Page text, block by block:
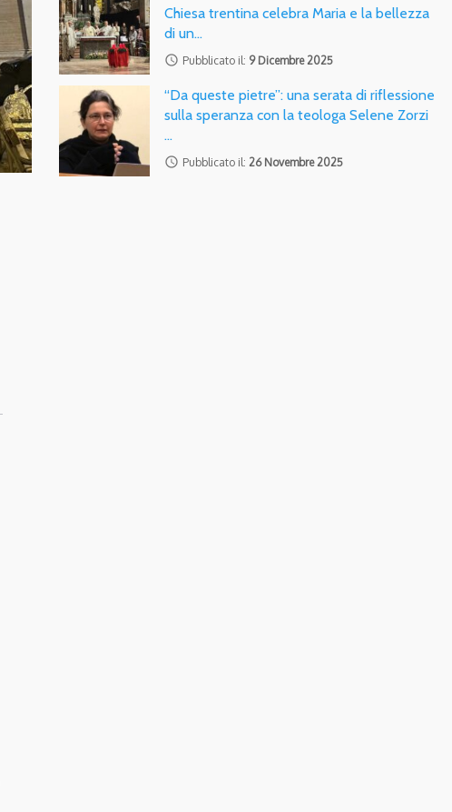
Chiesa trentina celebra Maria e la bellezza
di un…
access_time Pubblicato il: 9 Dicembre 2025
“Da queste pietre”: una serata di riflessione
sulla speranza con la teologa Selene Zorzi
…
access_time Pubblicato il: 26 Novembre 2025